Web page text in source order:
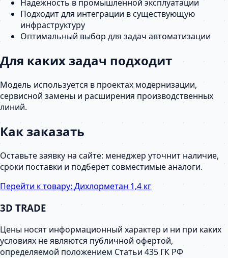
Надежность в промышленной эксплуатации
Подходит для интеграции в существующую
инфраструктуру
Оптимальный выбор для задач автоматизации
Для каких задач подходит
Модель используется в проектах модернизации,
сервисной замены и расширения производственных
линий.
Как заказать
Оставьте заявку на сайте: менеджер уточнит наличие,
сроки поставки и подберет совместимые аналоги.
Перейти к товару: Дихлорметан 1,4 кг
3D TRADE
Цены носят информационный характер и ни при каких
условиях не являются публичной офертой,
определяемой положением Статьи 435 ГК РФ